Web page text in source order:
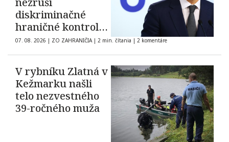
diskriminačné
hraničné kontroly
španielskych
občanov
07. 08. 2026 | ZO ZAHRANIČIA | 2 min. čítania | 2 komentáre
V rybníku Zlatná v
Kežmarku našli
telo nezvestného
39-ročného muža